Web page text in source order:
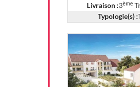
Livraison :3ème
Typologie(s) :